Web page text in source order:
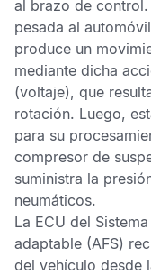
al brazo de
pesada al
produce un
mediante dicha
(voltaje), que
rotación. Luego,
para su
compresor de
suministra la
neumáticos.
La ECU del
adaptable (AFS)
del vehículo desde